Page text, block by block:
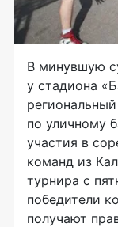
В минувшую
у стадиона
по уличному
участия в
команд из
турнира с
победители
получают